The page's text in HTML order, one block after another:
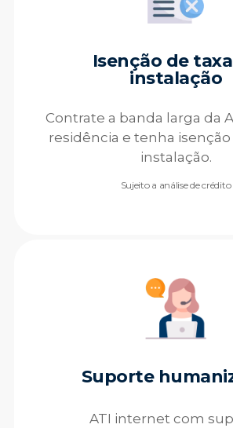
Isenção de
instalação
Contrate a banda larga da
residência e tenha isenção
instalação.
Sujeito a análise de crédito
Suporte
ATI internet com